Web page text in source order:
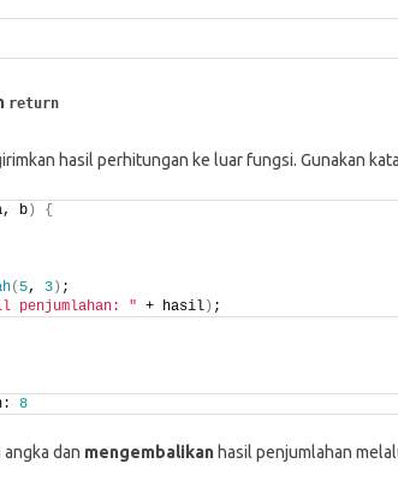
return
hasil perhitungan ke luar fungsi. Gunakan
b)
{
( 5, 3) ;
penjumlahan: " + hasil) ;
8
dan mengembalikanhasil penjumlahan